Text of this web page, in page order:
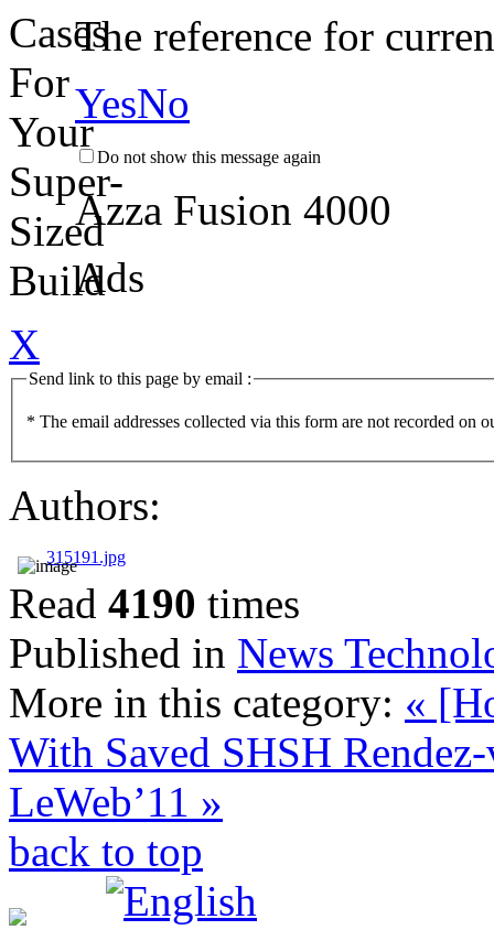
The reference for
YesNo
Do not show this message again
Azza Fusion 4000
Ads
X
Send link to this page by email :
* The email addresses collected via this form are not recorded on
Authors:
315191.jpg
Read 4190 times
Published in News
More in this category: «
With Saved SHSH
LeWeb’11 »
back to top